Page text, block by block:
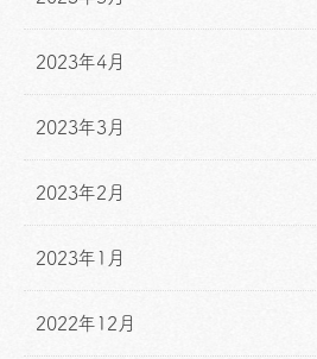
2023年4月
2023年3月
2023年2月
2023年1月
2022年12月